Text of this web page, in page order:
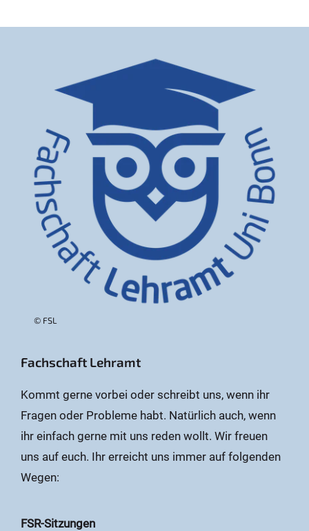
© FSL
Fachschaft Lehramt
Kommt gerne vorbei oder schreibt uns, wenn ihr
Fragen oder Probleme habt. Natürlich auch, wenn
ihr einfach gerne mit uns reden wollt. Wir freuen
uns auf euch. Ihr erreicht uns immer auf folgenden
Wegen:
FSR-Sitzungen